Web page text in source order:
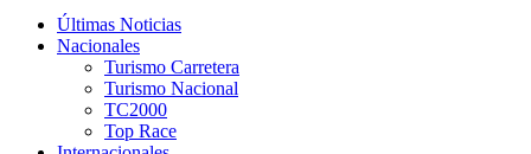
Últimas Noticias
Nacionales
Turismo Carretera
Turismo Nacional
TC2000
Top Race